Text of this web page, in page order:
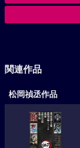
関連作品
松岡禎丞作品